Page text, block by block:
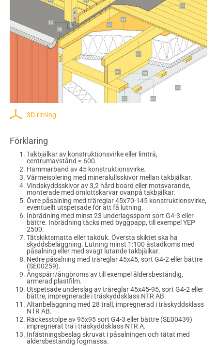
3D-ritning
Förklaring
Takbjälkar av konstruktionsvirke eller limträ,
centrumavstånd ≤ 600.
Hammarband av 45 konstruktionsvirke.
Värmeisolering med mineralullsskivor mellan takbjälkar.
Vindskyddsskivor av 3,2 hård board eller motsvarande,
monterade med omlottskarvar ovanpå takbjälkar.
Övre påsalning med träreglar 45x70-145 konstruktionsvirke,
eventuellt utspetsade för att få lutning.
Inbrädning med minst 23 underlagsspont sort G4-3 eller
bättre. Inbrädning täcks med byggpapp, till exempel YEP
2500.
Tätskiktsmatta eller takduk. Översta skiktet ska ha
skyddsbeläggning. Lutning minst 1:100 åstadkoms med
påsalning eller med svagt lutande takbjälkar.
Nedre påsalning med träreglar 45x45, sort G4-2 eller bättre
(SE00259).
Ångspärr/ångbroms av till exempel åldersbeständig,
armerad plastfilm.
Utspetsade underslag av träreglar 45x45-95, sort G4-2 eller
bättre, impregnerade i träskyddsklass NTR AB.
Altanbeläggning med 28 trall, impregnerad i träskyddsklass
NTR AB.
Räckesstolpe av 95x95 sort G4-3 eller bättre (SE00439)
impregnerat trä i träskyddsklass NTR A.
Infästningsbeslag skruvat i påsalningen och tätat med
åldersbeständig fogmassa.